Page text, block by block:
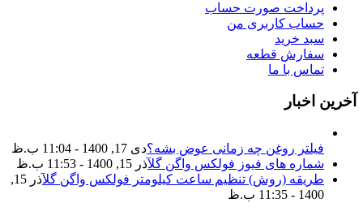
پرداخت صورت حساب
حساب کاربری من
سبد خرید
سفارش قطعه
تماس با ما
آخرین اخبار
فیلتر روغن چه زمانی عوض بشه؟دی 17, 1400 - 11:04 ب.ظ
شماره های فیوز فولکس واگن گلآذر 15, 1400 - 11:53 ب.ظ
طریقه (روش) تنظیم ساعت کیلومتر فولکس واگن گل
آذر 15,
1400 - 11:35 ب.ظ